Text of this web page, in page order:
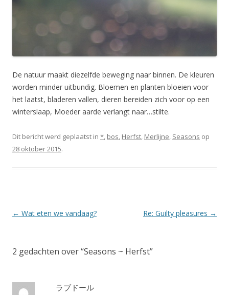
De natuur maakt diezelfde beweging naar binnen. De kleuren
worden minder uitbundig. Bloemen en planten bloeien voor
het laatst, bladeren vallen, dieren bereiden zich voor op een
winterslaap, Moeder aarde verlangt naar…stilte.
Dit bericht werd geplaatst in *, bos, Herfst, Merlijne, Seasons op
28 oktober 2015.
Berichtnavigatie
← Wat eten we vandaag? Re: Guilty pleasures →
2 gedachten over “Seasons ~ Herfst”
ラブドール